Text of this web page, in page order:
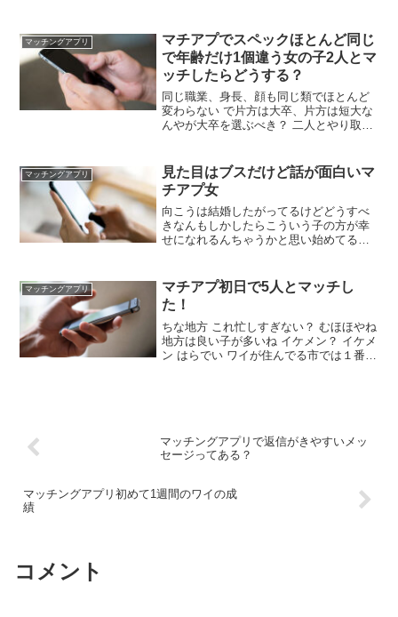
肩に乗せて自撮りしたペットを世話でき
る身体的余裕、経済的余裕は実際かなり
強い
マッチングアプリ
マチアプでスペックほとんど同じ
で年齢だけ1個違う女の子2人とマ
ッチしたらどうする？
同じ職業、身長、顔も同じ類でほとんど
変わらない で片方は大卒、片方は短大な
んやが大卒を選ぶべき？ 二人とやり取り
が1個上の子の方が良さそうな気がするん
やが
マッチングアプリ
見た目はブスだけど話が面白いマ
チアプ女
向こうは結婚したがってるけどどうすべ
きなんもしかしたらこういう子の方が幸
せになれるんちゃうかと思い始めてる性
自分から笑いを取りに来る美人がいたけ
ど 選べる立場なら選べよ
マッチングアプリ
マチアプ初日で5人とマッチし
た！
ちな地方 これ忙しすぎない？ むほほやね
地方は良い子が多いね イケメン？ イケメ
ン はらでい ワイが住んでる市では１番や
マッチングアプリで返信がきやすいメッ
セージってある？
マッチングアプリ初めて1週間のワイの成
績
コメント